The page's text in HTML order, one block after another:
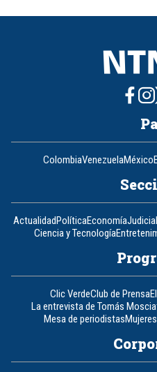
8
ColombiaVenezuelaMéxico
ActualidadPolíticaEconomíaJudicial
Ciencia y Tecnología
Clic VerdeClub de Prensa
La entrevista de Tomás
Mesa de periodistas